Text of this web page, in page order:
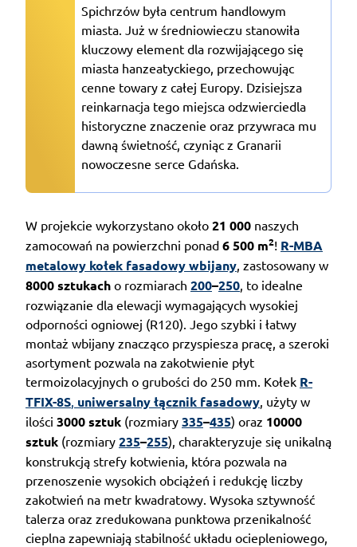
Spichrzów była centrum handlowym
miasta. Już w średniowieczu stanowiła
kluczowy element dla rozwijającego się
miasta hanzeatyckiego, przechowując
cenne towary z całej Europy. Dzisiejsza
reinkarnacja tego miejsca odzwierciedla
historyczne znaczenie oraz przywraca mu
dawną świetność, czyniąc z Granarii
nowoczesne serce Gdańska.
W projekcie wykorzystano około 21 000 naszych
zamocowań na powierzchni ponad 6 500 m2! R-MBA
metalowy kołek fasadowy wbijany , zastosowany w
8000 sztukach o rozmiarach 200–250 , to idealne
rozwiązanie dla elewacji wymagających wysokiej
odporności ogniowej (R120). Jego szybki i łatwy
montaż wbijany znacząco przyspiesza pracę, a szeroki
asortyment pozwala na zakotwienie płyt
termoizolacyjnych o grubości do 250 mm. Kołek R-
TFIX-8S uniwersalny łącznik fasadowy , użyty w
ilości 3000 sztuk (rozmiary 335–435) oraz 10000
sztuk (rozmiary 235–255), charakteryzuje się unikalną
konstrukcją strefy kotwienia, która pozwala na
przenoszenie wysokich obciążeń i redukcję liczby
zakotwień na metr kwadratowy. Wysoka sztywność
talerza oraz zredukowana punktowa przenikalność
cieplna zapewniają stabilność układu ociepleniowego,